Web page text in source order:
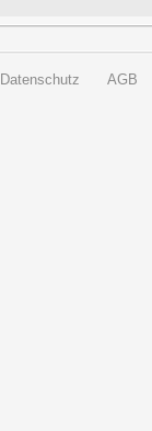
Datenschutz AGB